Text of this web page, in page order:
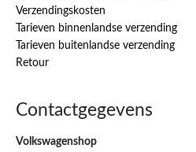
Verzendingskosten
Tarieven binnenlandse verzending
Tarieven buitenlandse verzending
Retour
Contactgegevens
Volkswagenshop